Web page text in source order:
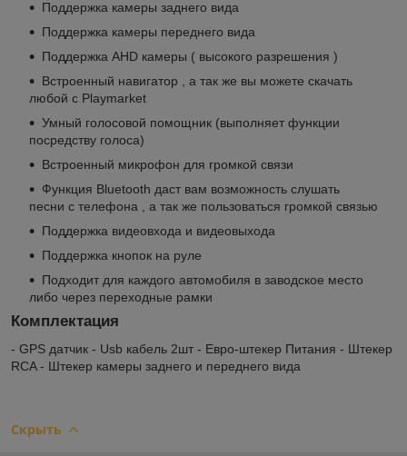
Поддержка камеры заднего вида
Поддержка камеры переднего вида
Поддержка AHD камеры ( высокого разрешения )
Встроенный навигатор , а так же вы можете скачать
любой с Playmarket
Умный голосовой помощник (выполняет функции
посредству голоса)
Встроенный микрофон для громкой связи
Функция Bluetooth даст вам возможность слушать
песни с телефона , а так же пользоваться громкой связью
Поддержка видеовхода и видеовыхода
Поддержка кнопок на руле
Подходит для каждого автомобиля в заводское место
либо через переходные рамки
Комплектация
- GPS датчик - Usb кабель 2шт - Евро-штекер Питания - Штекер
RCA - Штекер камеры заднего и переднего вида
Скрыть